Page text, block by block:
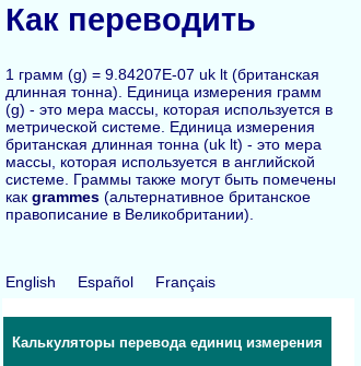
Как переводить
1 грамм (g) = 9.84207E-07 uk lt (британская
длинная тонна). Единица измерения грамм
(g) - это мера массы, которая используется в
метрической системе. Единица измерения
британская длинная тонна (uk lt) - это мера
массы, которая используется в английской
системе. Граммы также могут быть помечены
как grammes (альтернативное британское
правописание в Великобритании).
English Español Français
Калькуляторы перевода единиц измерения